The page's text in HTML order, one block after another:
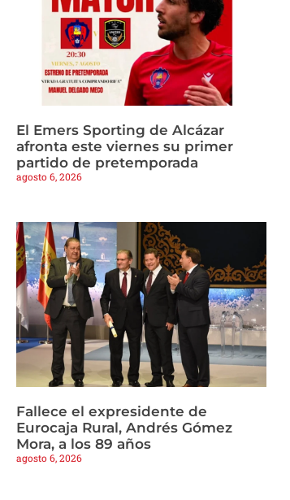
El Emers Sporting de Alcázar
afronta este viernes su primer
partido de pretemporada
agosto 6, 2026
Fallece el expresidente de
Eurocaja Rural, Andrés Gómez
Mora, a los 89 años
agosto 6, 2026